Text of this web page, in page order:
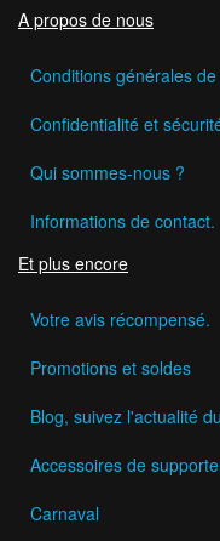
A propos de nous
Conditions générales
Confidentialité et
Qui sommes-nous ?
Informations de contact.
Et plus encore
Votre avis récompensé.
Promotions et soldes
Blog, suivez l'actualité
Accessoires de
Carnaval